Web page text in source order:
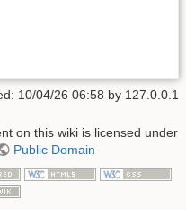
10/04/26 06:58 by 127.0.0.1
on this wiki is licensed under
Public Domain